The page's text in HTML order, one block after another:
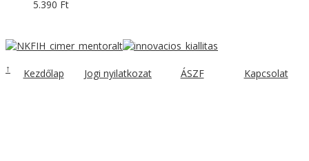
5.390 Ft
↑ Kezdőlap Jogi nyilatkozat ÁSZF Kapcsolat